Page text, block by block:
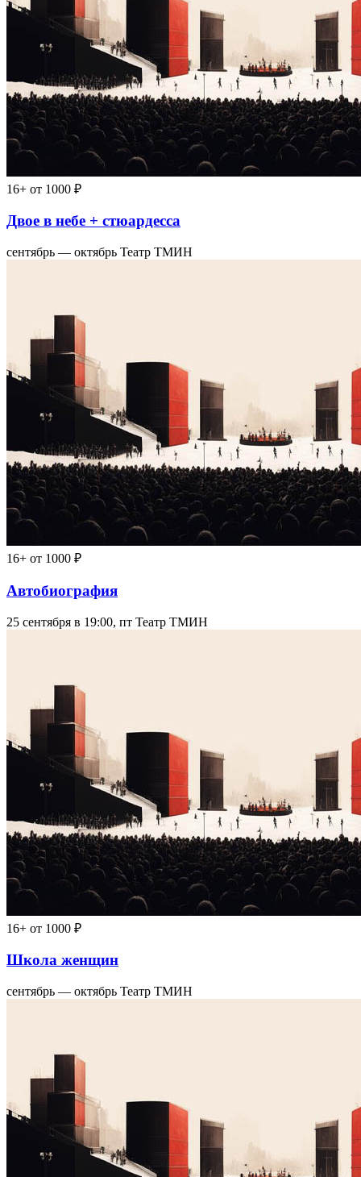
16+ от 1000 ₽
Двое в небе + стюардесса
сентябрь — октябрь Театр ТМИН
16+ от 1000 ₽
Автобиография
25 сентября в 19:00, пт Театр ТМИН
16+ от 1000 ₽
Школа женщин
сентябрь — октябрь Театр ТМИН